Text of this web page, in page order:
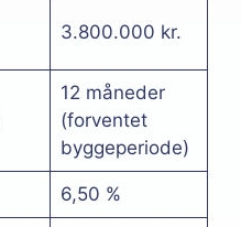
3.800.000 kr.
12 måneder
(forventet
byggeperiode)
6,50 %